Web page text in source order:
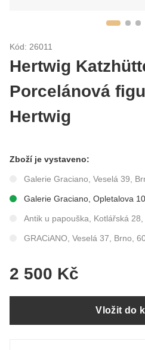
Kód: 26011
Hertwig
Porcelánová
Hertwig
Zboží je vystaveno:
Galerie Graciano, Veselá 39,
Galerie Graciano, Opletalova
Antik u papouška, Kotlářská
GRACiANO, Veselá 37, Brno,
2 500 Kč
Vložit do